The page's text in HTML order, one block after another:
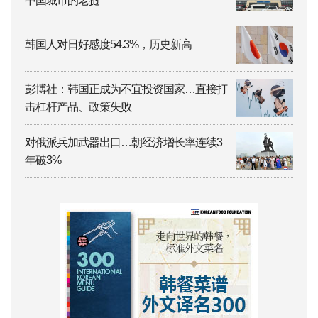
韩国人对日好感度54.3%，历史新高
彭博社：韩国正成为不宜投资国家…直接打
击杠杆产品、政策失败
对俄派兵加武器出口…朝经济增长率连续3
年破3%